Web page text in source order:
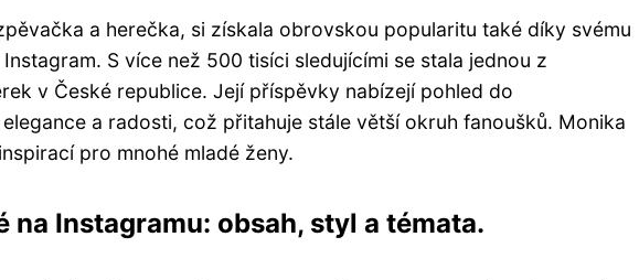
a herečka, si získala obrovskou popularitu také díky svému
S více než 500 tisíci sledujícími se stala jednou z
v České republice. Její příspěvky nabízejí pohled do
a radosti, což přitahuje stále větší okruh fanoušků. Monika
pro mnohé mladé ženy.
Instagramu: obsah, styl a témata.